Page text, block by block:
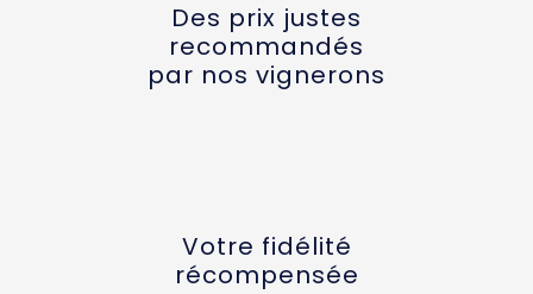
Des prix justes
recommandés
par nos vignerons
Votre fidélité
récompensée